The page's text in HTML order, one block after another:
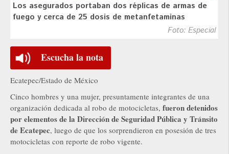
Los asegurados portaban dos réplicas de armas de
fuego y cerca de 25 dosis de metanfetaminas
Foto: Especial
Escucha la nota
Ecatepec/Estado de México
Cinco hombres y una mujer, presuntamente integrantes de una
organización dedicada al robo de motocicletas, fueron detenidos
por elementos de la Dirección de Seguridad Pública y Tránsito
de Ecatepec, luego de que los sorprendieron en posesión de tres
motocicletas con reporte de robo vigente.